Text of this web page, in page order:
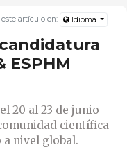
este artículo en: Idioma
ESPHM
20 al 23 de junio
científica
nivel global.